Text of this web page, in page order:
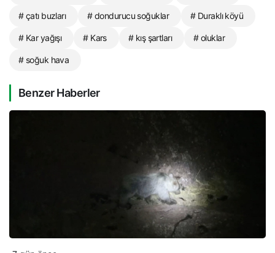
# çatı buzları # dondurucu soğuklar # Duraklı köyü
# Kar yağışı # Kars # kış şartları # oluklar
# soğuk hava
Benzer Haberler